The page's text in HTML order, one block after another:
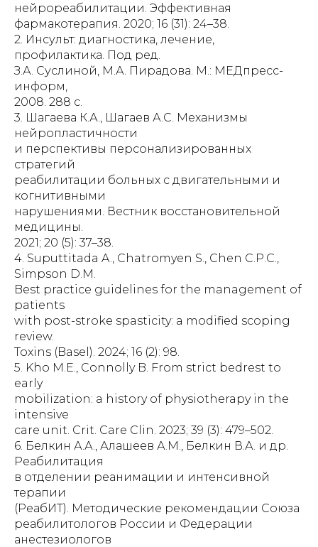
нейрореабилитации. Эффективная
фармакотерапия. 2020; 16 (31): 24–38.
2. Инсульт: диагностика, лечение,
профилактика. Под ред.
З.А. Суслиной, М.А. Пирадова. М.: МЕДпресс-
информ,
2008. 288 c.
3. Шагаева К.А., Шагаев А.С. Механизмы
нейропластичности
и перспективы персонализированных
стратегий
реабилитации больных с двигательными и
когнитивными
нарушениями. Вестник восстановительной
медицины.
2021; 20 (5): 37–38.
4. Suputtitada A., Chatromyen S., Chen C.P.C.,
Simpson D.M.
Best practice guidelines for the management of
patients
with post-stroke spasticity: a modified scoping
review.
Toxins (Basel). 2024; 16 (2): 98.
5. Kho M.E., Connolly B. From strict bedrest to
early
mobilization: a history of physiotherapy in the
intensive
care unit. Crit. Care Clin. 2023; 39 (3): 479–502.
6. Белкин А.А., Алашеев А.М., Белкин В.А. и др.
Реабилитация
в отделении реанимации и интенсивной
терапии
(РеабИТ). Методические рекомендации Союза
реабилитологов России и Федерации
анестезиологов